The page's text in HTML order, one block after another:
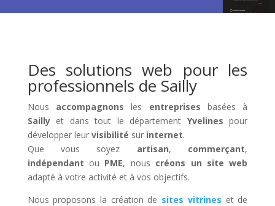
Des solutions web pour les
professionnels de Sailly
Nous accompagnons les entreprises basées à
Saillyet dans tout le département Yvelines pour
développer leur visibilité sur internet.
Que vous soyez artisan, commerçant,
indépendant ou PME, nous créons un site web
adapté à votre activité et à vos objectifs.
Nous proposons la création de sites vitrines et de